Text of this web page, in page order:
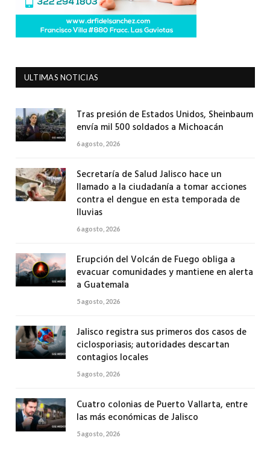
ULTIMAS NOTICIAS
Tras presión de Estados Unidos, Sheinbaum
envía mil 500 soldados a Michoacán
6 agosto, 2026
Secretaría de Salud Jalisco hace un
llamado a la ciudadanía a tomar acciones
contra el dengue en esta temporada de
lluvias
6 agosto, 2026
Erupción del Volcán de Fuego obliga a
evacuar comunidades y mantiene en alerta
a Guatemala
5 agosto, 2026
Jalisco registra sus primeros dos casos de
ciclosporiasis; autoridades descartan
contagios locales
5 agosto, 2026
Cuatro colonias de Puerto Vallarta, entre
las más económicas de Jalisco
5 agosto, 2026